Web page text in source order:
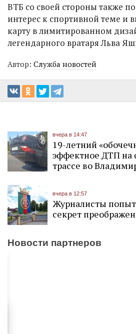
ВТБ со своей стороны также
интерес к спортивной теме и
карту в лимитированном
легендарного вратаря Льва
Автор: Служба новостей
вчера в 14:47
19-летний
эффектное ДТП на
трассе во
вчера в 12:57
Журналисты
секрет
Новости партнеров